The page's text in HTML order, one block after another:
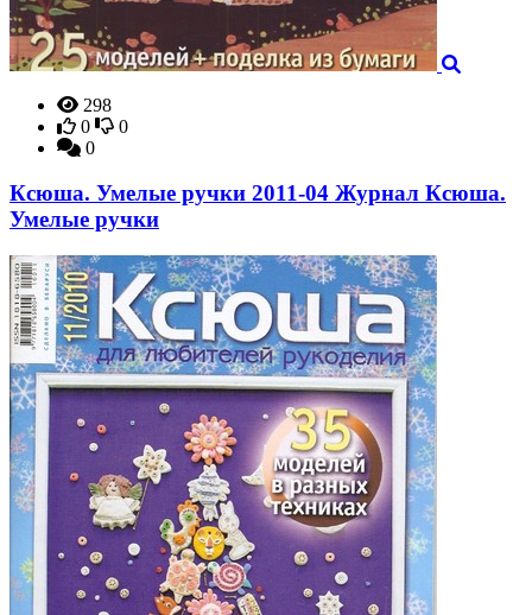
298
0
0
0
Ксюша. Умелые ручки 2011-04 Журнал Ксюша.
Умелые ручки